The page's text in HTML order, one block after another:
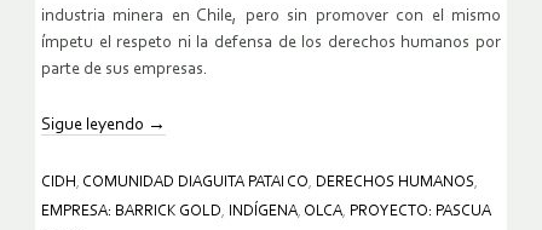
industria minera en Chile, pero sin promover con el mismo
ímpetu el respeto ni la defensa de los derechos humanos por
parte de sus empresas.
Sigue leyendo →
CIDH COMUNIDAD DIAGUITA PATAI CO DERECHOS HUMANOS
EMPRESA: BARRICK GOLD
INDÍGENA OLCA
PROYECTO: PASCUA